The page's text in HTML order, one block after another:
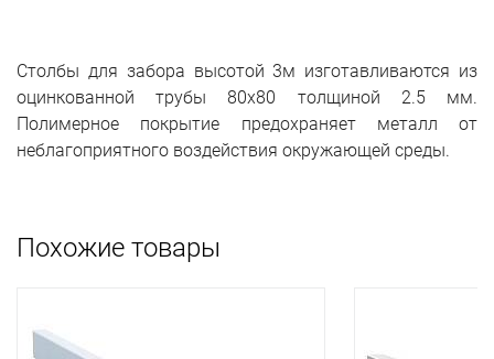
Столбы для забора высотой 3м изготавливаются из
оцинкованной трубы 80х80 толщиной 2.5 мм.
Полимерное покрытие предохраняет металл от
неблагоприятного воздействия окружающей среды.
Похожие товары